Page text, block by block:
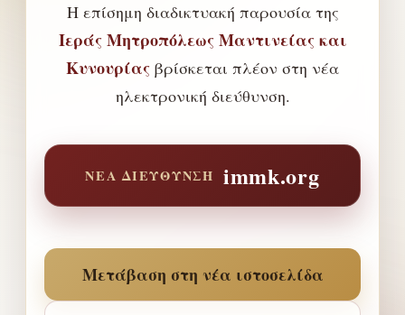
Η επίσημη διαδικτυακή παρουσία της
Ιεράς Μητροπόλεως Μαντινείας και
Κυνουρίας βρίσκεται πλέον στη νέα
ηλεκτρονική διεύθυνση.
ΝΈΑ ΔΙΕΎΘΥΝΣΗ immk.org
Μετάβαση στη νέα ιστοσελίδα